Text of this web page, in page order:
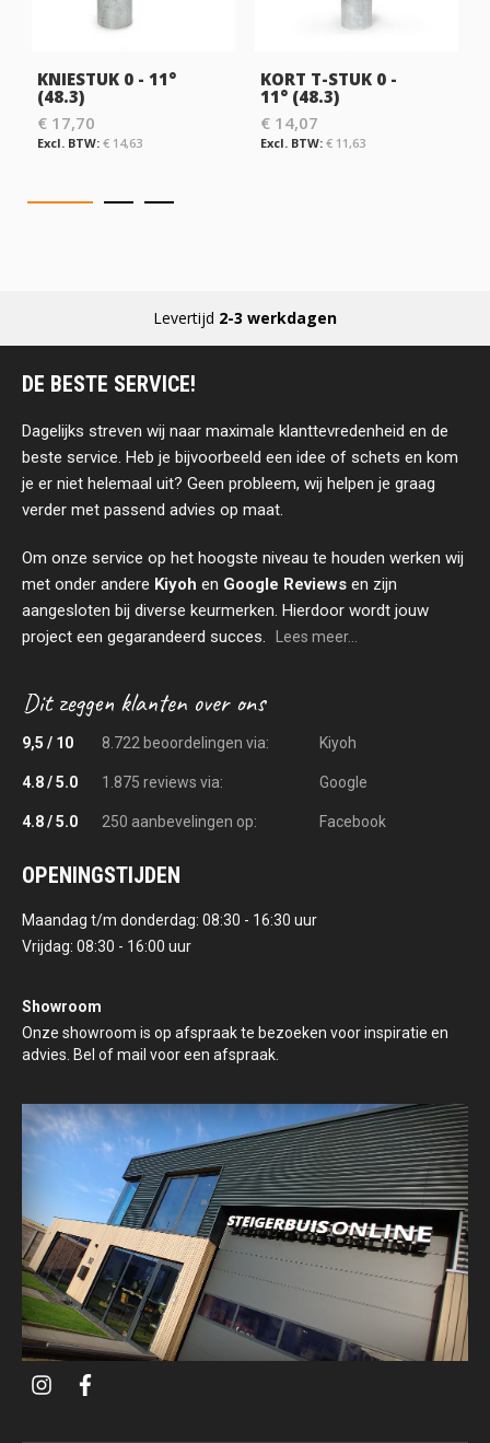
KNIESTUK 0 - 11°
(48.3)
€ 17,70
€ 14,63
KORT T-STUK 0 -
11° (48.3)
€ 14,07
€ 11,63
Levertijd 2-3 werkdagen
DE BESTE SERVICE!
Dagelijks streven wij naar maximale klanttevredenheid en de
beste service. Heb je bijvoorbeeld een idee of schets en kom
je er niet helemaal uit? Geen probleem, wij helpen je graag
verder met passend advies op maat.
Om onze service op het hoogste niveau te houden werken wij
met onder andere Kiyoh en Google Reviews en zijn
aangesloten bij diverse keurmerken. Hierdoor wordt jouw
project een gegarandeerd succes.
Lees meer...
9,5 / 10 8.722 beoordelingen via: Kiyoh
4.8 / 5.0 1.875 reviews via: Google
4.8 / 5.0 250 aanbevelingen op: Facebook
OPENINGSTIJDEN
Maandag t/m donderdag: 08:30 - 16:30 uur
Vrijdag: 08:30 - 16:00 uur
Showroom
Onze showroom is op afspraak te bezoeken voor inspiratie en
advies. Bel of mail voor een afspraak.
i
t
f
e